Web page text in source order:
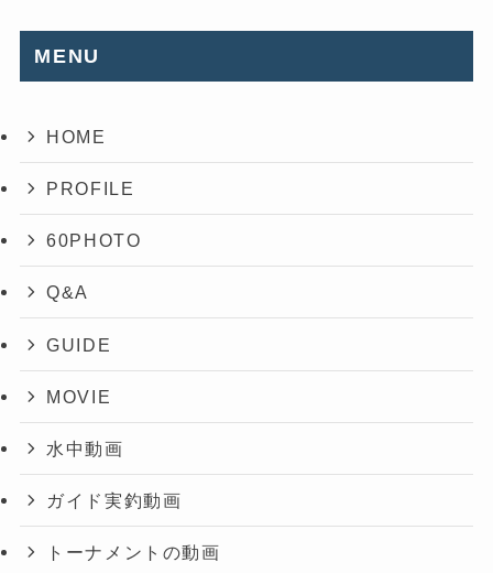
MENU
HOME
PROFILE
60PHOTO
Q&A
GUIDE
MOVIE
水中動画
ガイド実釣動画
トーナメントの動画